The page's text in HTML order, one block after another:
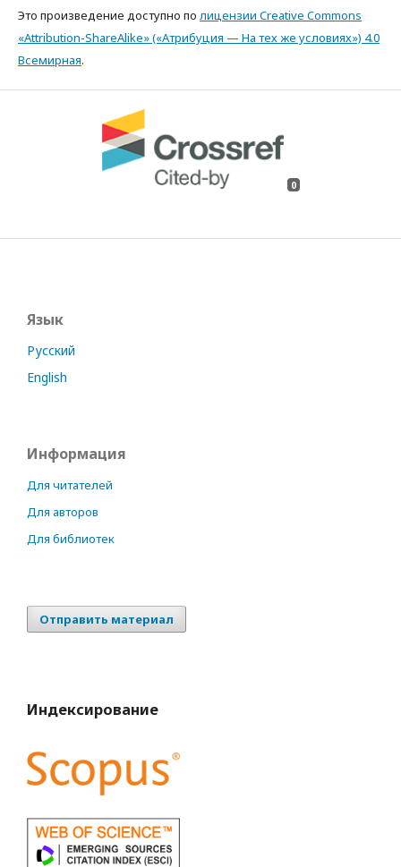
Это произведение доступно по лицензии Creative Commons
«Attribution-ShareAlike» («Атрибуция — На тех же условиях») 4.0
Всемирная.
0
Язык
Русский
English
Информация
Для читателей
Для авторов
Для библиотек
Отправить материал
Индексирование